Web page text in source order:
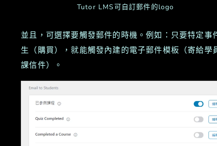
Tutor LMS可自訂郵件的logo
並且，可選擇要觸發郵件的時機。例如：只要特定事
生（購買），就能觸發內建的電子郵件模板（寄給學
課信件）。